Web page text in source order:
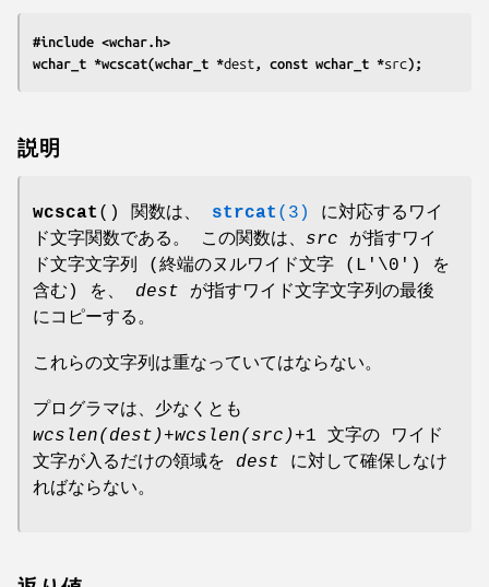
#include <wchar.h>
wchar_t *wcscat(wchar_t *dest , const wchar_t *src);
説明
wcscat () 関数は、 strcat (3)
に対応するワイ
ド文字関数である。 この関数は、 src が指すワイ
ド文字文字列 (終端のヌルワイド文字 (L'\0') を
含む) を、 dest が指すワイド文字文字列の最後
にコピーする。
これらの文字列は重なっていてはならない。
プログラマは、少なくとも
wcslen(dest)+wcslen(src)+1 文字の ワイド
文字が入るだけの領域を dest に対して確保しなけ
ればならない。